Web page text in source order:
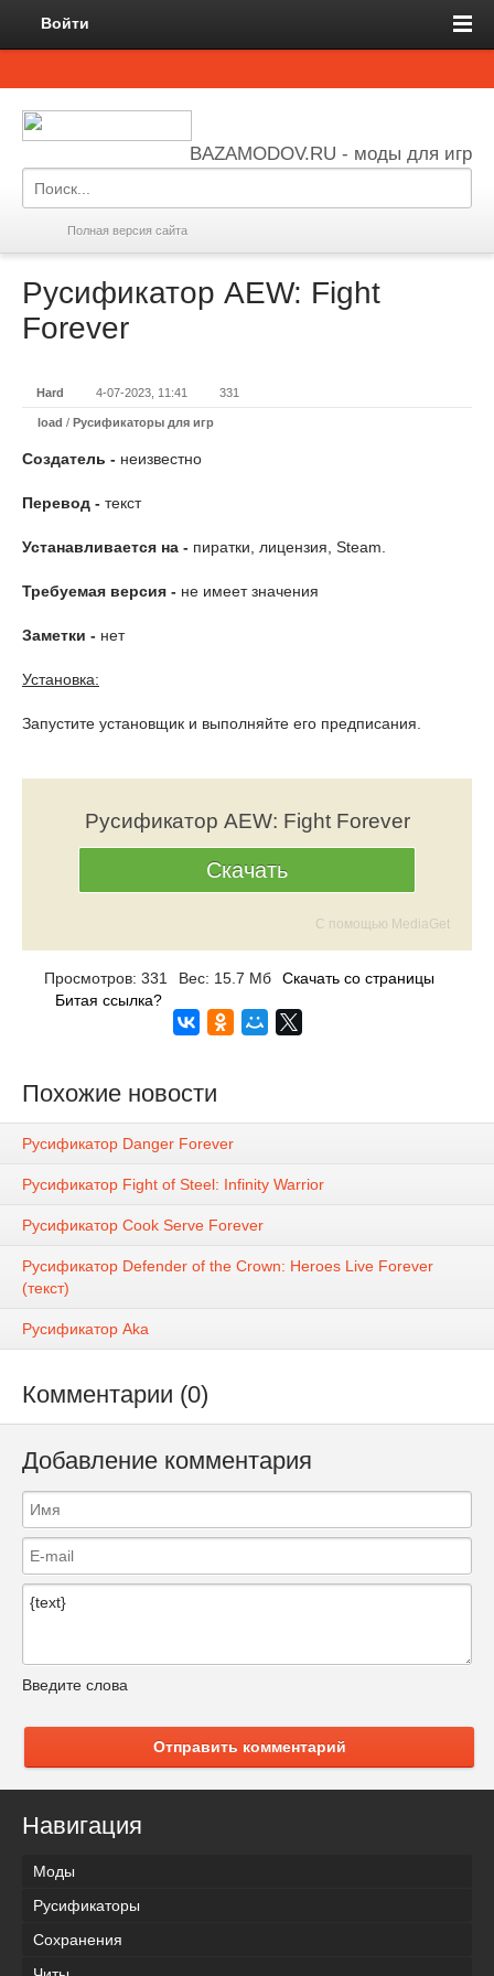
Войти
BAZAMODOV.RU - моды для игр
Полная версия сайта
Русификатор AEW: Fight
Forever
Hard 4-07-2023, 11:41 331
load / Русификаторы для игр
Создатель - неизвестно
Перевод - текст
Устанавливается на - пиратки, лицензия, Steam.
Требуемая версия - не имеет значения
Заметки - нет
Установка:
Запустите установщик и выполняйте его предписания.
Русификатор AEW: Fight Forever
Скачать
С помощью MediaGet
Просмотров: 331 Вес: 15.7 Мб
Скачать со страницы
Битая ссылка?
Похожие новости
Русификатор Danger Forever
Русификатор Fight of Steel: Infinity Warrior
Русификатор Cook Serve Forever
Русификатор Defender of the Crown: Heroes Live Forever
(текст)
Русификатор Aka
Комментарии (0)
Добавление комментария
Введите слова
Отправить комментарий
Навигация
Моды
Русификаторы
Сохранения